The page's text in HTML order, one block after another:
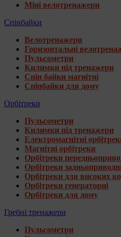
Міні велотренажери
Спінбайки
Велотренажери
Горизонтальні
Пульсометри
Килимки під тренажери
Спін байки магнітні
Спінбайки для дому
Орбітреки
Пульсометри
Килимки під тренажери
Електромагнітні
Магнітні орбітреки
Орбітреки
Орбітреки
Орбітреки для високих
Орбітреки генераторні
Орбітреки для дому
Гребні тренажери
Пульсометри